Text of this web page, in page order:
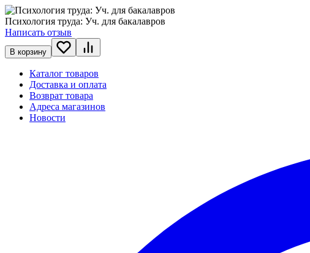
Психология труда: Уч. для бакалавров
Написать отзыв
В корзину
Каталог товаров
Доставка и оплата
Возврат товара
Адреса магазинов
Новости